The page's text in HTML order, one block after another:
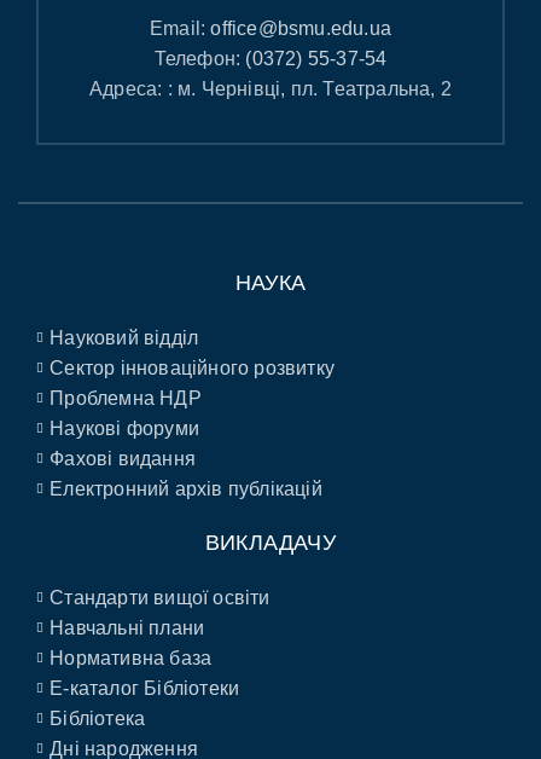
Email:office@bsmu.edu.ua
Телефон: (0372) 55-37-54
Адреса: : м. Чернівці, пл. Театральна, 2
НАУКА
Науковий відділ
Сектор інноваційного розвитку
Проблемна НДР
Наукові форуми
Фахові видання
Електронний архів публікацій
ВИКЛАДАЧУ
Стандарти вищої освіти
Навчальні плани
Нормативна база
E-каталог Бібліотеки
Бібліотека
Дні народження